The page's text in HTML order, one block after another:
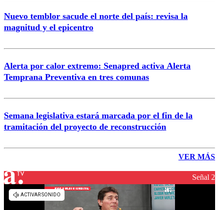
Nuevo temblor sacude el norte del país: revisa la
magnitud y el epicentro
Alerta por calor extremo: Senapred activa Alerta
Temprana Preventiva en tres comunas
Semana legislativa estará marcada por el fin de la
tramitación del proyecto de reconstrucción
VER MÁS
Señal 2